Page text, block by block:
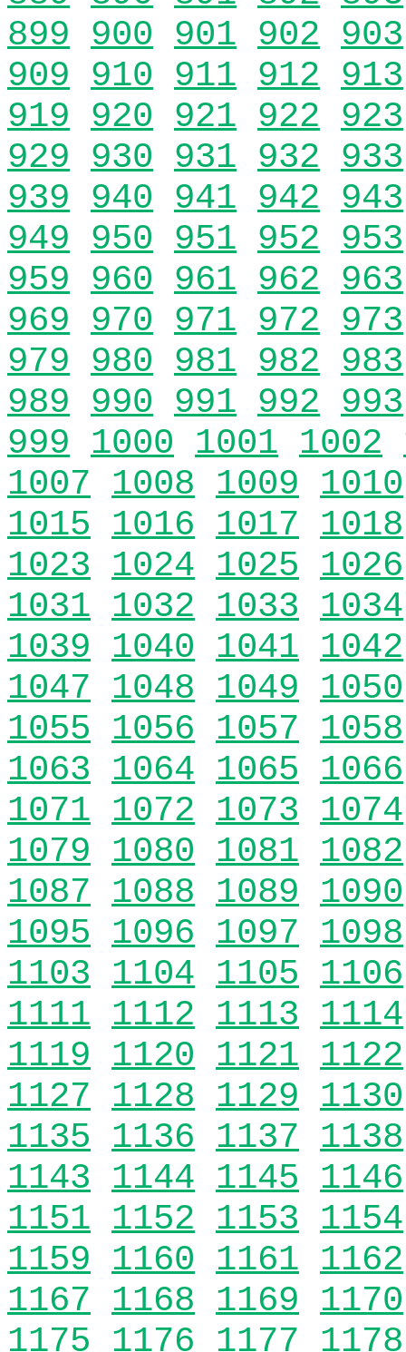
899 900 901 902 903
909 910 911 912 913
919 920 921 922 923
929 930 931 932 933
939 940 941 942 943
949 950 951 952 953
959 960 961 962 963
969 970 971 972 973
979 980 981 982 983
989 990 991 992 993
999 1000 1001 1002
1007 1008 1009 1010
1015 1016 1017 1018
1023 1024 1025 1026
1031 1032 1033 1034
1039 1040 1041 1042
1047 1048 1049 1050
1055 1056 1057 1058
1063 1064 1065 1066
1071 1072 1073 1074
1079 1080 1081 1082
1087 1088 1089 1090
1095 1096 1097 1098
1103 1104 1105 1106
1111 1112 1113 1114
1119 1120 1121 1122
1127 1128 1129 1130
1135 1136 1137 1138
1143 1144 1145 1146
1151 1152 1153 1154
1159 1160 1161 1162
1167 1168 1169 1170
1175 1176 1177 1178